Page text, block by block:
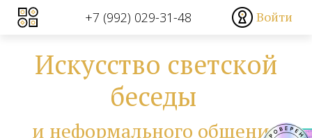
+7 (992) 029-31-48 Войти
Искусство светской
беседы
и неформального общения